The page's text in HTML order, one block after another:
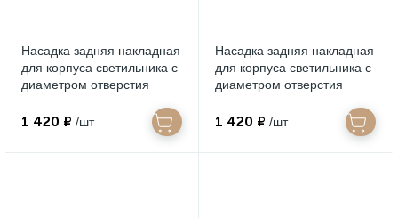
Насадка задняя накладная
для корпуса светильника с
диаметром отверстия
N8919
1 420 ₽ /шт
Насадка задняя накладная
для корпуса светильника с
диаметром отверстия
N8912
1 420 ₽ /шт